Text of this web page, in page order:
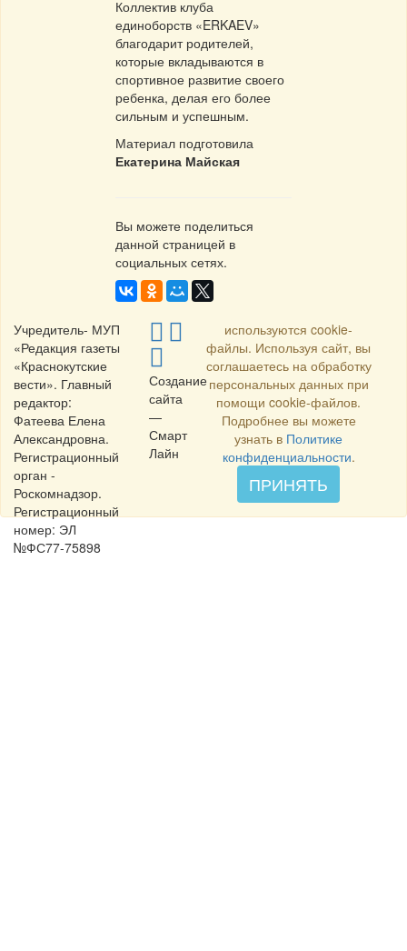
Коллектив клуба
единоборств «ERKAEV»
благодарит родителей,
которые вкладываются в
спортивное развитие своего
ребенка, делая его более
сильным и успешным.
Материал подготовила
Екатерина Майская
Вы можете поделиться
данной страницей в
социальных сетях.
Учредитель- МУП
«Редакция газеты
«Краснокутские
вести». Главный
редактор:
Фатеева Елена
Александровна.
Регистрационный
орган -
Роскомнадзор.
Регистрационный
номер: ЭЛ
№ФС77-75898
Создание
сайта
—
Смарт
Лайн
используются cookie-
файлы. Используя сайт, вы
соглашаетесь на обработку
персональных данных при
помощи cookie-файлов.
Подробнее вы можете
узнать в Политике
конфиденциальности.
ПРИНЯТЬ